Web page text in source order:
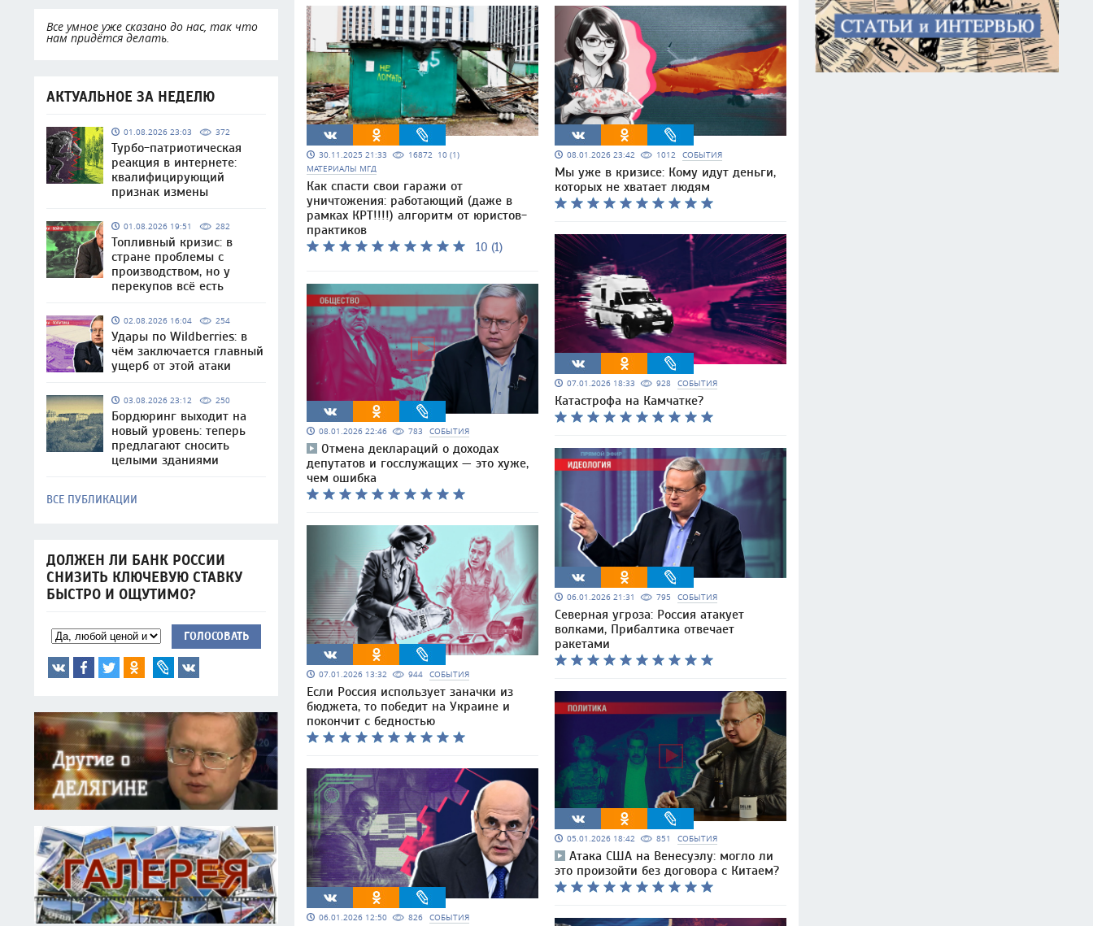
Все умное уже сказано до нас, так что
нам придётся делать.
АКТУАЛЬНОЕ ЗА НЕДЕЛЮ
01.08.2026 23:03 372
Турбо-патриотическая
реакция в интернете:
квалифицирующий
признак измены
01.08.2026 19:51 282
Топливный кризис: в
стране проблемы с
производством, но у
перекупов всё есть
02.08.2026 16:04 254
Удары по Wildberries: в
чём заключается главный
ущерб от этой атаки
03.08.2026 23:12 250
Бордюринг выходит на
новый уровень: теперь
предлагают сносить
целыми зданиями
ВСЕ ПУБЛИКАЦИИ
ДОЛЖЕН ЛИ БАНК РОССИИ
СНИЗИТЬ КЛЮЧЕВУЮ СТАВКУ
БЫСТРО И ОЩУТИМО?
ГОЛОСОВАТЬ
30.11.2025 21:33 16872 10 (1)
МАТЕРИАЛЫ МГД
Как спасти свои гаражи от
уничтожения: работающий (даже в
рамках КРТ!!!!) алгоритм от юристов-
практиков
10 (1)
08.01.2026 22:46 783 СОБЫТИЯ
Отмена деклараций о доходах
депутатов и госслужащих — это хуже,
чем ошибка
07.01.2026 13:32 944 СОБЫТИЯ
Если Россия использует заначки из
бюджета, то победит на Украине и
покончит с бедностью
06.01.2026 12:50 826 СОБЫТИЯ
08.01.2026 23:42 1012 СОБЫТИЯ
Мы уже в кризисе: Кому идут деньги,
которых не хватает людям
07.01.2026 18:33 928 СОБЫТИЯ
Катастрофа на Камчатке?
06.01.2026 21:31 795 СОБЫТИЯ
Северная угроза: Россия атакует
волками, Прибалтика отвечает
ракетами
05.01.2026 18:42 851 СОБЫТИЯ
Атака США на Венесуэлу: могло ли
это произойти без договора с Китаем?